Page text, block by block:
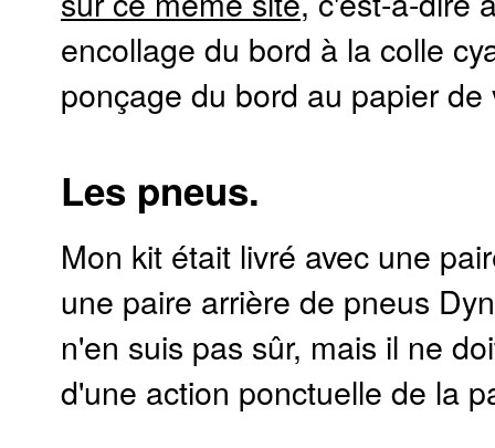
encollage du bord à la colle
ponçage du bord au papier de
Les pneus.
Mon kit était livré avec une
une paire arrière de pneus
n'en suis pas sûr, mais il ne
d'une action ponctuelle de la